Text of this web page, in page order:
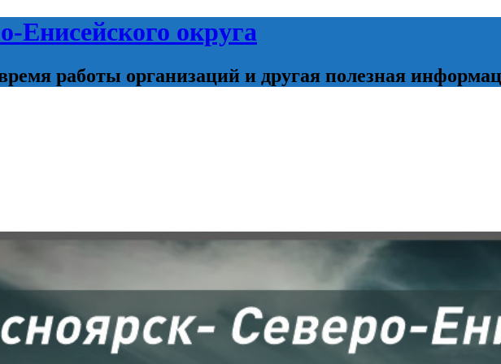
Енисейского округа
работы организаций и другая полезная